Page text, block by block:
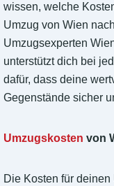
wissen, welche
Umzug von Wien
Umzugsexperten
unterstützt dich bei
dafür, dass deine
Gegenstände sicher
Umzugskosten von
Die Kosten für